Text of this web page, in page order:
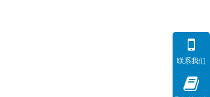
联系我们